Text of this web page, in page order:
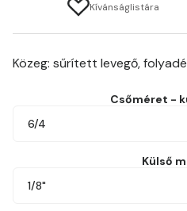
Kívánságlistára
Közeg: sűrített levegő,
Csőméret -
6/4
Külső
1/8"